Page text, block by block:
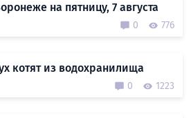
на пятницу, 7 августа
0 776
котят из водохранилища
0 1223